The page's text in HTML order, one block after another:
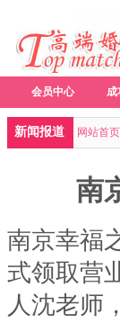
会员中心 成
新闻报道 网站首页
南
南京幸福
式领取营
人沈老师